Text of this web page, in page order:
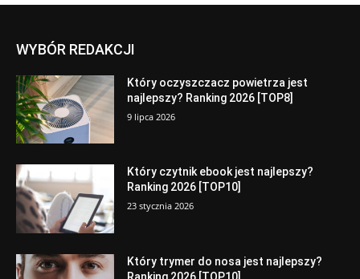
WYBÓR REDAKCJI
Który oczyszczacz powietrza jest
najlepszy? Ranking 2026 [TOP8]
9 lipca 2026
Który czytnik ebook jest najlepszy?
Ranking 2026 [TOP10]
23 stycznia 2026
Który trymer do nosa jest najlepszy?